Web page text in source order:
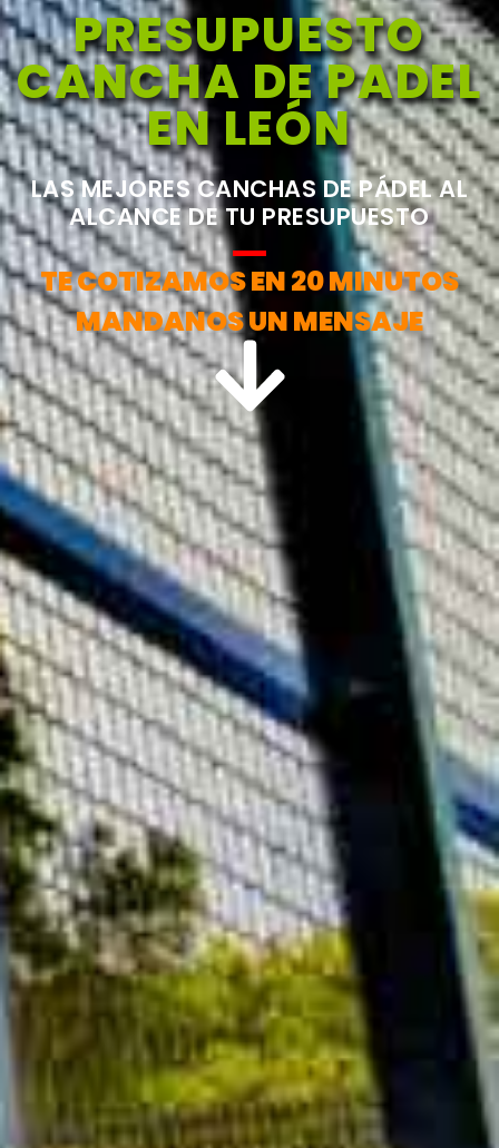
PRESUPUESTO
CANCHA DE PADEL
EN LEÓN
LAS MEJORES CANCHAS DE PÁDEL AL
ALCANCE DE TU PRESUPUESTO
TE COTIZAMOS EN 20 MINUTOS
MANDANOS UN MENSAJE